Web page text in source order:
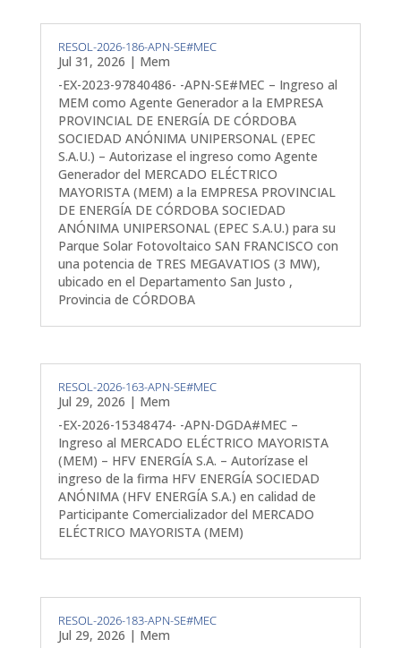
RESOL-2026-186-APN-SE#MEC
Jul 31, 2026 | Mem
-EX-2023-97840486- -APN-SE#MEC – Ingreso al
MEM como Agente Generador a la EMPRESA
PROVINCIAL DE ENERGÍA DE CÓRDOBA
SOCIEDAD ANÓNIMA UNIPERSONAL (EPEC
S.A.U.) – Autorizase el ingreso como Agente
Generador del MERCADO ELÉCTRICO
MAYORISTA (MEM) a la EMPRESA PROVINCIAL
DE ENERGÍA DE CÓRDOBA SOCIEDAD
ANÓNIMA UNIPERSONAL (EPEC S.A.U.) para su
Parque Solar Fotovoltaico SAN FRANCISCO con
una potencia de TRES MEGAVATIOS (3 MW),
ubicado en el Departamento San Justo ,
Provincia de CÓRDOBA
RESOL-2026-163-APN-SE#MEC
Jul 29, 2026 | Mem
-EX-2026-15348474- -APN-DGDA#MEC –
Ingreso al MERCADO ELÉCTRICO MAYORISTA
(MEM) – HFV ENERGÍA S.A. – Autorízase el
ingreso de la firma HFV ENERGÍA SOCIEDAD
ANÓNIMA (HFV ENERGÍA S.A.) en calidad de
Participante Comercializador del MERCADO
ELÉCTRICO MAYORISTA (MEM)
RESOL-2026-183-APN-SE#MEC
Jul 29, 2026 | Mem